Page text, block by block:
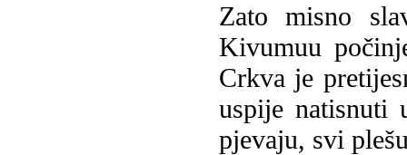
Zato misno
Kivumuu
Crkva je
uspije
pjevaju, svi